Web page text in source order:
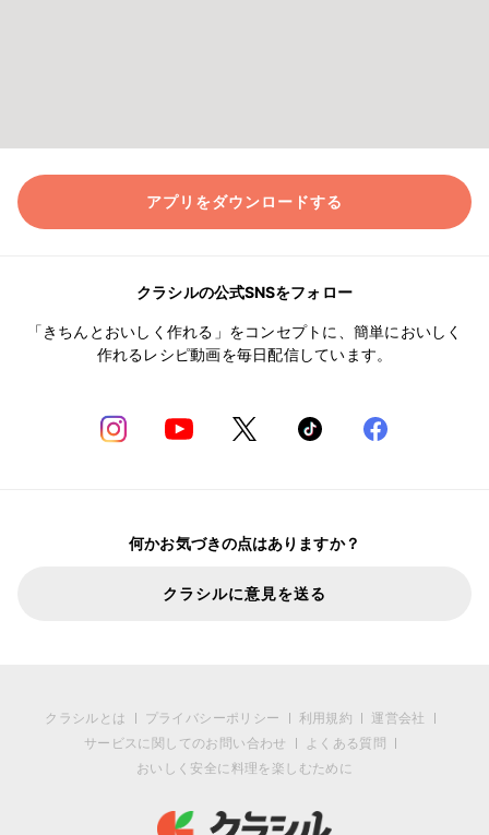
アプリをダウンロードする
クラシルの公式SNSをフォロー
「きちんとおいしく作れる」をコンセプトに、簡単においしく
作れるレシピ動画を毎日配信しています。
何かお気づきの点はありますか？
クラシルに意見を送る
クラシルとは プライバシーポリシー 利用規約
運営会社
サービスに関してのお問い合わせ
よくある質問
おいしく安全に料理を楽しむために